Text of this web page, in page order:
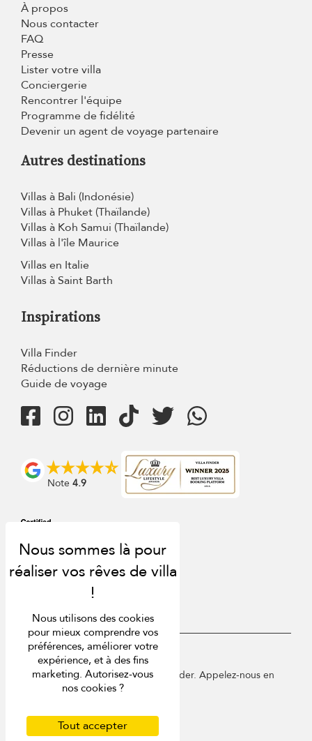
À propos
Nous contacter
FAQ
Presse
Lister votre villa
Conciergerie
Rencontrer l'équipe
Programme de fidélité
Devenir un agent de voyage partenaire
Autres destinations
Villas à Bali (Indonésie)
Villas à Phuket (Thaïlande)
Villas à Koh Samui (Thaïlande)
Villas à l'île Maurice
Villas en Italie
Villas à Saint Barth
Inspirations
Villa Finder
Réductions de dernière minute
Guide de voyage
Note 4.9
USD $ fr Français
Copyright © 2026 Sri Lanka Villa Finder. Appelez-nous en
France au 01 78 90 04 96.
Politique de confidentialité
Cookies
Nous utilisons des cookies
pour mieux comprendre vos
préférences, améliorer votre
expérience, et à des fins
marketing. Autorisez-vous
nos cookies ?
Tout accepter